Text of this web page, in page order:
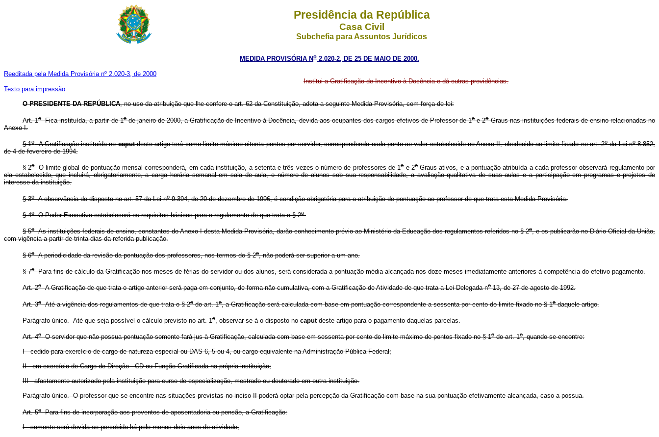
Presidência da República
Casa Civil
Subchefia para Assuntos Jurídicos
MEDIDA PROVISÓRIA No 2.020-2, DE 25 DE MAIO DE 2000.
Reeditada pela Medida Provisória nº 2.020-3, de 2000
Texto para impressão
Institui a Gratificação de Incentivo à Docência e dá outras providências.
O PRESIDENTE DA REPÚBLICA, no uso da atribuição que lhe confere o art. 62 da Constituição, adota a seguinte Medida Provisória, com força de lei:
Art. 1oFica instituída, a partir de 1ode janeiro de 2000, a Gratificação de Incentivo à Docência, devida aos ocupantes dos cargos efetivos de Professor de 1oe 2oGraus nas instituições federais de ensino relacionadas no
Anexo I.
§ 1oA Gratificação instituída nocaputdeste artigo terá como limite máximo oitenta pontos por servidor, correspondendo cada ponto ao valor estabelecido no Anexo II, obedecido ao limite fixado no art. 2oda Lei no8.852,
de 4 de fevereiro de 1994.
§ 2oO limite global de pontuação mensal corresponderá, em cada instituição, a setenta e três vezes o número de professores de 1oe 2oGraus ativos, e a pontuação atribuída a cada professor observará regulamento por
ela estabelecido, que incluirá, obrigatoriamente, a carga horária semanal em sala de aula, o número de alunos sob sua responsabilidade, a avaliação qualitativa de suas aulas e a participação em programas e projetos de
interesse da instituição.
§ 3oA observância do disposto no art. 57 da Lei no9.394, de 20 de dezembro de 1996, é condição obrigatória para a atribuição de pontuação ao professor de que trata esta Medida Provisória.
§ 4oO Poder Executivo estabelecerá os requisitos básicos para o regulamento de que trata o § 2o.
§ 5oAs instituições federais de ensino, constantes do Anexo I desta Medida Provisória, darão conhecimento prévio ao Ministério da Educação dos regulamentos referidos no § 2o, e os publicarão no Diário Oficial da União,
com vigência a partir de trinta dias da referida publicação.
§ 6oA periodicidade da revisão da pontuação dos professores, nos termos do § 2o, não poderá ser superior a um ano.
§ 7oPara fins de cálculo da Gratificação nos meses de férias do servidor ou dos alunos, será considerada a pontuação média alcançada nos doze meses imediatamente anteriores à competência do efetivo pagamento.
Art. 2oA Gratificação de que trata o artigo anterior será paga em conjunto, de forma não cumulativa, com a Gratificação de Atividade de que trata a Lei Delegada no13, de 27 de agosto de 1992.
Art. 3oAté a vigência dos regulamentos de que trata o § 2odo art. 1o, a Gratificação será calculada com base em pontuação correspondente a sessenta por cento do limite fixado no § 1odaquele artigo.
Parágrafo único. Até que seja possível o cálculo previsto no art. 1o, observar-se-á o disposto nocaputdeste artigo para o pagamento daquelas parcelas.
Art. 4oO servidor que não possua pontuação somente fará jus à Gratificação, calculada com base em sessenta por cento do limite máximo de pontos fixado no § 1odo art. 1o, quando se encontre:
I - cedido para exercício de cargo de natureza especial ou DAS 6, 5 ou 4, ou cargo equivalente na Administração Pública Federal;
II - em exercício de Cargo de Direção - CD ou Função Gratificada na própria instituição;
III - afastamento autorizado pela instituição para curso de especialização, mestrado ou doutorado em outra instituição.
Parágrafo único. O professor que se encontre nas situações previstas no inciso II poderá optar pela percepção da Gratificação com base na sua pontuação efetivamente alcançada, caso a possua.
Art. 5oPara fins de incorporação aos proventos de aposentadoria ou pensão, a Gratificação:
I - somente será devida se percebida há pelo menos dois anos de atividade;